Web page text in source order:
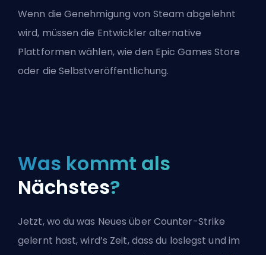
Wenn die Genehmigung von Steam abgelehnt
wird, müssen die Entwickler alternative
Plattformen wählen, wie den Epic Games Store
oder die Selbstveröffentlichung.
Was kommt als
Nächstes?
Jetzt, wo du was Neues über Counter-Strike
gelernt hast, wird’s Zeit, dass du loslegst und im